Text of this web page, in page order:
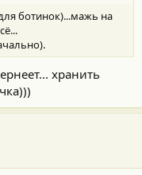
ботинок)...мажь на
хранить